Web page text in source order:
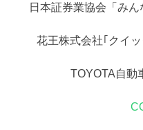
日本証券業協会「みん
花王株式会社｢クイ
TOYOTA自